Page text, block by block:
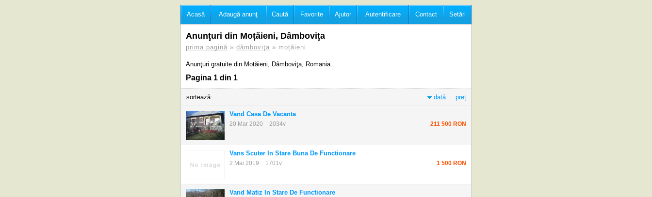
Acasă Adaugă anunţ Caută Favorite Ajutor Autentificare Contact Setări
Anunţuri din Moțăieni, Dâmboviţa
prima pagină » dâmboviţa » moțăieni
Anunţuri gratuite din Moțăieni, Dâmboviţa, Romania.
Pagina 1 din 1
sortează: dată preț
Vand Casa De Vacanta
20 Mar 2020 2034v 211 500 RON
Vans Scuter In Stare Buna De Functionare
2 Mai 2019 1701v 1 500 RON
Vand Matiz In Stare De Functionare